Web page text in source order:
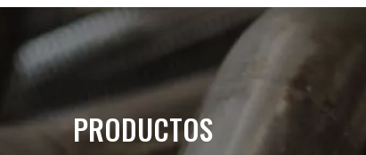
PRODUCTOS